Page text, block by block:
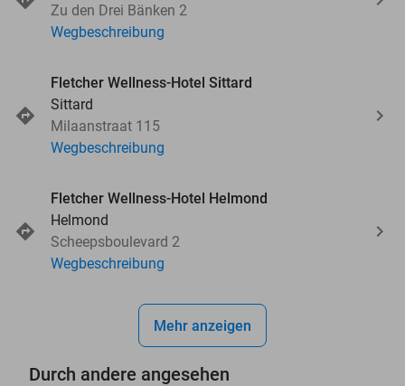
Zu den Drei Bänken 2
Wegbeschreibung
Fletcher Wellness-Hotel Sittard
Sittard
Milaanstraat 115
Wegbeschreibung
Fletcher Wellness-Hotel Helmond
Helmond
Scheepsboulevard 2
Wegbeschreibung
Mehr anzeigen
Durch andere angesehen